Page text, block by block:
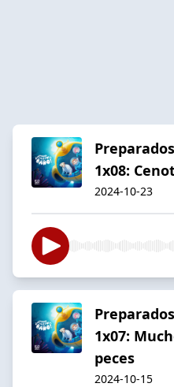
1x08:
2024-10-23
1x07:
peces
2024-10-15